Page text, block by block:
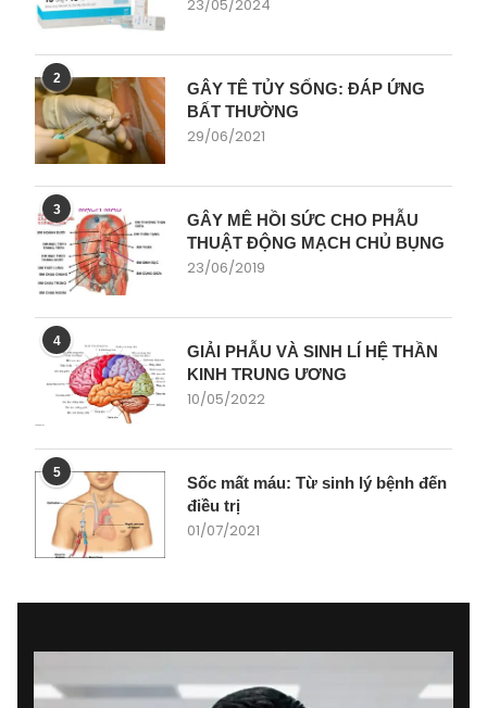
23/05/2024
2
GÂY TÊ TỦY SỐNG: ĐÁP ỨNG
BẤT THƯỜNG
29/06/2021
3
GÂY MÊ HỒI SỨC CHO PHẪU
THUẬT ĐỘNG MẠCH CHỦ BỤNG
23/06/2019
4
GIẢI PHẪU VÀ SINH LÍ HỆ THẦN
KINH TRUNG ƯƠNG
10/05/2022
5
Sốc mất máu: Từ sinh lý bệnh đến
điều trị
01/07/2021